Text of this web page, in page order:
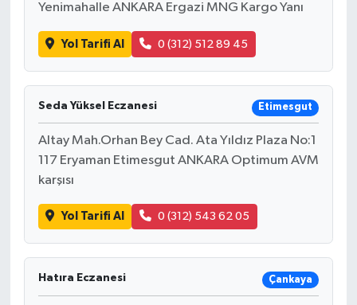
Yenimahalle ANKARA Ergazi MNG Kargo Yanı
Yol Tarifi Al 0 (312) 512 89 45
Seda Yüksel Eczanesi Etimesgut
Altay Mah.Orhan Bey Cad. Ata Yıldız Plaza No:1
117 Eryaman Etimesgut ANKARA Optimum AVM
karşısı
Yol Tarifi Al 0 (312) 543 62 05
Hatıra Eczanesi Çankaya